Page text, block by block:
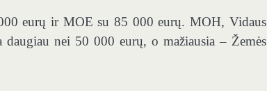
eurų ir MOE su 85 000 eurų. MOH, Vidaus
nei 50 000 eurų, o mažiausia – Žemės